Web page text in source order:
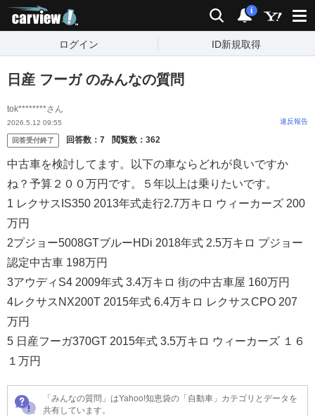
検索 通知
i
ログイン ID新規取得
日産 フーガ のみんなの質問
tok********さん
2026.5.12 09:55 違反報告
回答受付終了 回答数： 7 閲覧数： 362
中古車を検討してます。以下の車ならどれが良いですか
ね？予算２００万円です。５年以上は乗りたいです。
1 レクサスIS350 2013年式走行2.7万キロ ウィーカーズ 200
万円
2プジョー5008GTブルーHDi 2018年式 2.5万キロ プジョー
認定中古車 198万円
3アウディS4 2009年式 3.4万キロ 街の中古車屋 160万円
4レクサスNX200T 2015年式 6.4万キロ レクサスCPO 207
万円
5 日産フーガ370GT 2015年式 3.5万キロ ウィーカーズ １６
１万円
「みんなの質問」はYahoo!知恵袋の「自動車」カテゴリとデータを
共有しています。